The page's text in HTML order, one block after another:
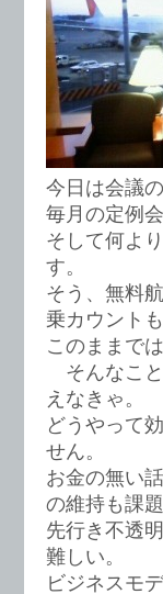
今日は会議
毎月の定例
そして何よ
す。
そう、無料
乗カウントも
このままで
そんなこと
えなきゃ。
どうやって
せん。
お金の無い
の維持も課
先行き不透
難しい。
ビジネスモ